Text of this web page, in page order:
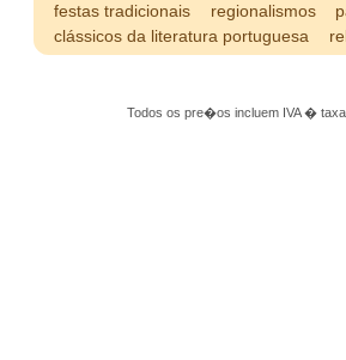
festas tradicionais
regionalismos
clássicos da literatura portuguesa
Todos os pre�os incluem IVA �